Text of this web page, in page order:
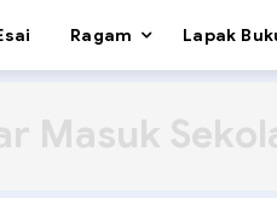
Ragam Lapak
Masuk